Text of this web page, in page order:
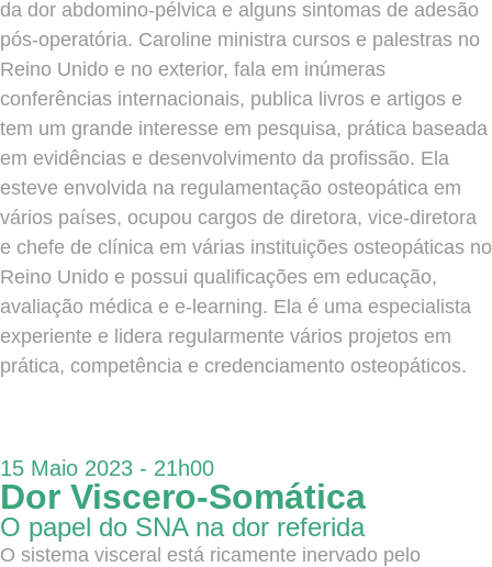
da dor abdomino-pélvica e alguns sintomas de adesão
pós-operatória. Caroline ministra cursos e palestras no
Reino Unido e no exterior, fala em inúmeras
conferências internacionais, publica livros e artigos e
tem um grande interesse em pesquisa, prática baseada
em evidências e desenvolvimento da profissão. Ela
esteve envolvida na regulamentação osteopática em
vários países, ocupou cargos de diretora, vice-diretora
e chefe de clínica em várias instituições osteopáticas no
Reino Unido e possui qualificações em educação,
avaliação médica e e-learning. Ela é uma especialista
experiente e lidera regularmente vários projetos em
prática, competência e credenciamento osteopáticos.
15 Maio 2023 - 21h00
Dor Viscero-Somática
O papel do SNA na dor referida
O sistema visceral está ricamente inervado pelo